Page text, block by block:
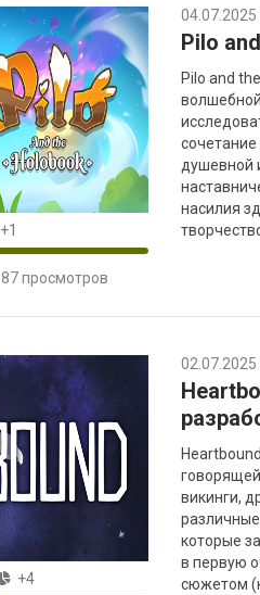
+1
87 просмотров
04.07.2025
Pilo
Pilo and
душевной
насилия
+4
02.07.2025
викинги,
которые
в первую
сюжетом